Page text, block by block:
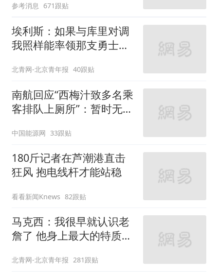
参考消息 671跟贴
埃利斯：如果与库里对调
我照样能率领那支勇士取
北青网-北京青年报 40跟贴
南航回应“西梅汁致多名乘
客排队上厕所”：暂时无法
中国能源网 33跟贴
180斤记者在芦潮港直击
狂风 抱电线杆才能站稳
看看新闻Knews 82跟贴
马克西：我很早就认识老
詹了 他身上最大的特质就
北青网-北京青年报 281跟贴